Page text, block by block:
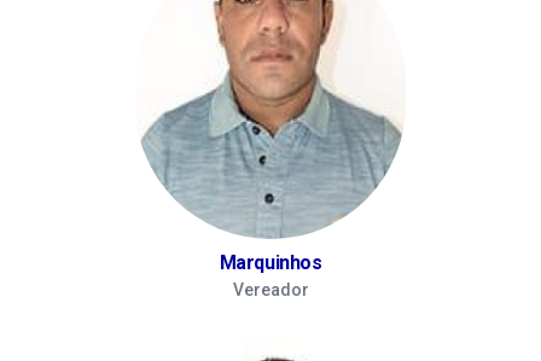
Marquinhos
Vereador